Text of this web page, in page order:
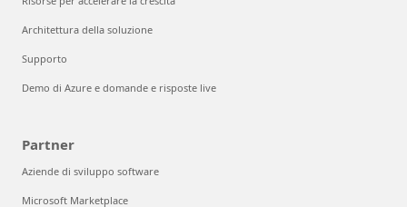
Architettura della soluzione
Supporto
Demo di Azure e domande e risposte live
Partner
Aziende di sviluppo software
Microsoft Marketplace